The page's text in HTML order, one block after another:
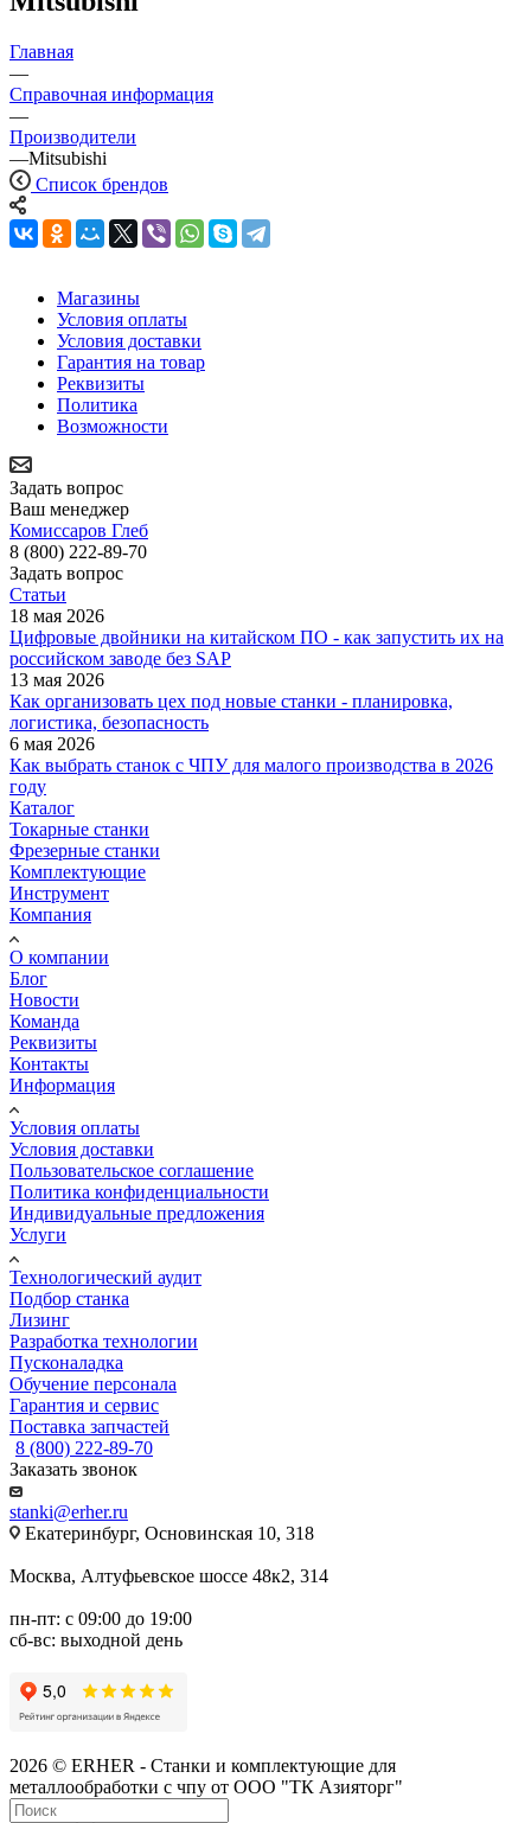
Главная
—
Справочная информация
—
Производители
—Mitsubishi
Список брендов
Магазины
Условия оплаты
Условия доставки
Гарантия на товар
Реквизиты
Политика
Возможности
Задать вопрос
Ваш менеджер
Комиссаров Глеб
8 (800) 222-89-70
Задать вопрос
Статьи
18 мая 2026
Цифровые двойники на китайском ПО - как запустить их на
российском заводе без SAP
13 мая 2026
Как организовать цех под новые станки - планировка,
логистика, безопасность
6 мая 2026
Как выбрать станок с ЧПУ для малого производства в 2026
году
Каталог
Токарные станки
Фрезерные станки
Комплектующие
Инструмент
Компания
О компании
Блог
Новости
Команда
Реквизиты
Контакты
Информация
Условия оплаты
Условия доставки
Пользовательское соглашение
Политика конфиденциальности
Индивидуальные предложения
Услуги
Технологический аудит
Подбор станка
Лизинг
Разработка технологии
Пусконаладка
Обучение персонала
Гарантия и сервис
Поставка запчастей
8 (800) 222-89-70
Заказать звонок
stanki@erher.ru
Екатеринбург, Основинская 10, 318
Москва, Алтуфьевское шоссе 48к2, 314
пн-пт: с 09:00 до 19:00
сб-вс: выходной день
2026 © ERHER - Станки и комплектующие для
металлообработки с чпу от ООО "ТК Азияторг"